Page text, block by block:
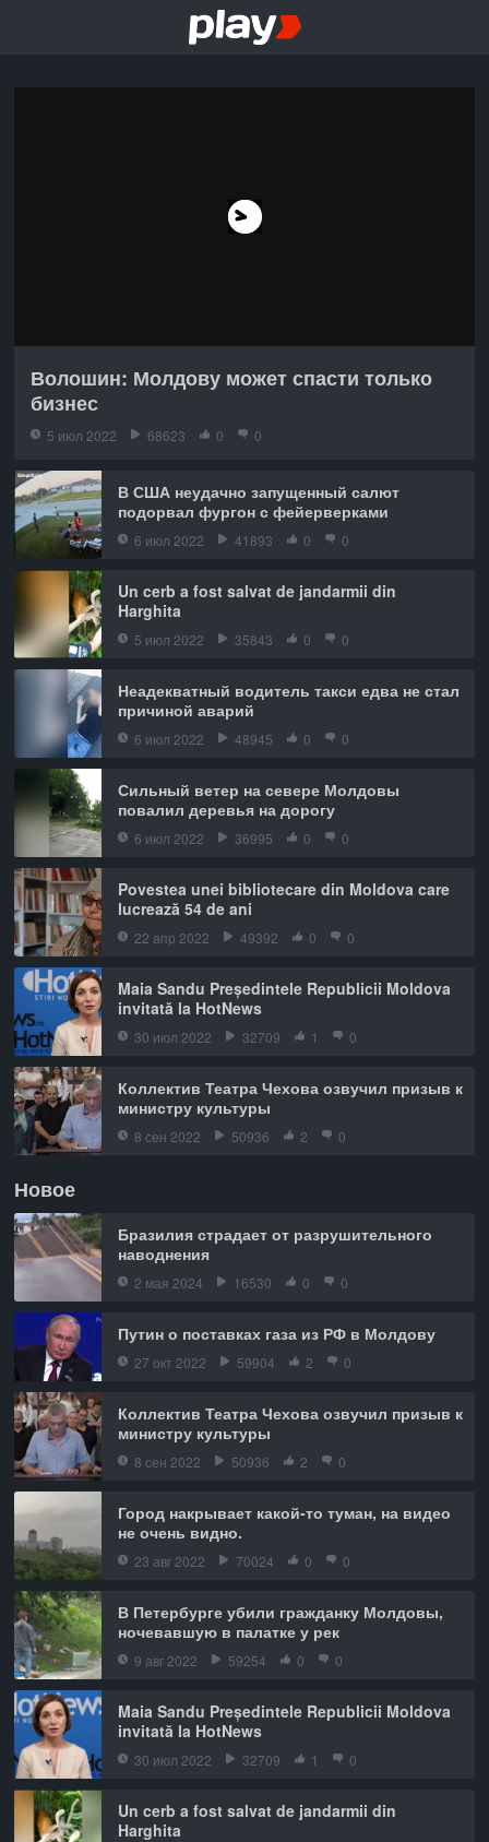
Волошин: Молдову может спасти только
бизнес
5 июл 2022 68623 0 0
В США неудачно запущенный салют
подорвал фургон с фейерверками
6 июл 2022 41893 0 0
Un cerb a fost salvat de jandarmii din
Harghita
5 июл 2022 35843 0 0
Неадекватный водитель такси едва не стал
причиной аварий
6 июл 2022 48945 0 0
Сильный ветер на севере Молдовы
повалил деревья на дорогу
6 июл 2022 36995 0 0
Povestea unei bibliotecare din Moldova care
lucrează 54 de ani
22 апр 2022 49392 0 0
Maia Sandu Președintele Republicii Moldova
invitată la HotNews
30 июл 2022 32709 1 0
Коллектив Театра Чехова озвучил призыв к
министру культуры
8 сен 2022 50936 2 0
Новое
Бразилия страдает от разрушительного
наводнения
2 мая 2024 16530 0 0
Путин о поставках газа из РФ в Молдову
27 окт 2022 59904 2 0
Коллектив Театра Чехова озвучил призыв к
министру культуры
8 сен 2022 50936 2 0
Город накрывает какой-то туман, на видео
не очень видно.
23 авг 2022 70024 0 0
В Петербурге убили гражданку Молдовы,
ночевавшую в палатке у рек
9 авг 2022 59254 0 0
Maia Sandu Președintele Republicii Moldova
invitată la HotNews
30 июл 2022 32709 1 0
Un cerb a fost salvat de jandarmii din
Harghita